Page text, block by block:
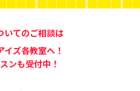
いてのご相談は
イズ各教室へ！
ンも受付中！